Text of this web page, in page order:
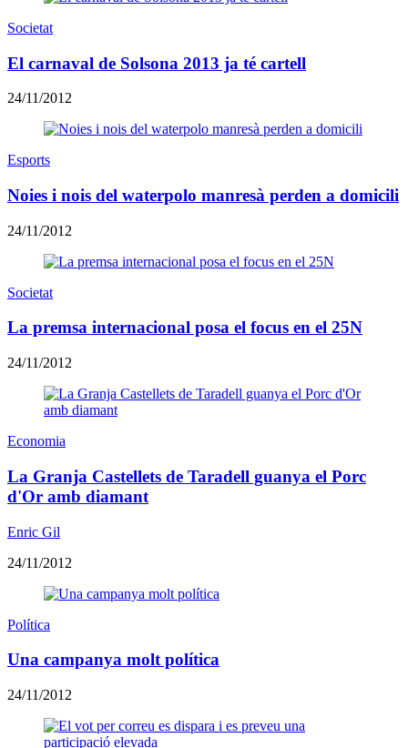
Societat
El carnaval de Solsona 2013 ja té cartell
24/11/2012
Esports
Noies i nois del waterpolo manresà perden a domicili
24/11/2012
Societat
La premsa internacional posa el focus en el 25N
24/11/2012
Economia
La Granja Castellets de Taradell guanya el Porc
d'Or amb diamant
Enric Gil
24/11/2012
Política
Una campanya molt política
24/11/2012